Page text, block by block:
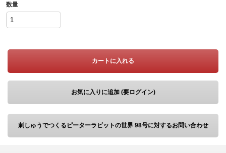
数量
カートに入れる
お気に入りに追加 (要ログイン)
刺しゅうでつくるピーターラビットの世界 98号に対するお問い合わせ